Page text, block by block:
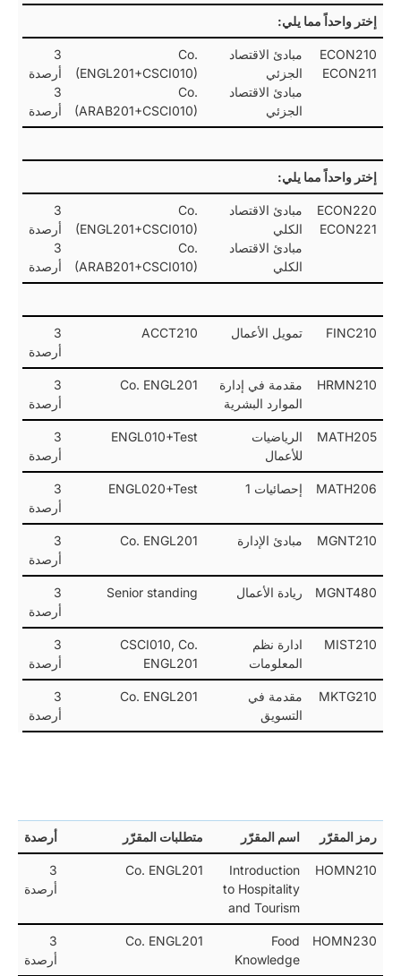
إختر واحداً مما يلي:
ECON210
ECON211
مبادئ الاقتصاد
الجزئي
مبادئ الاقتصاد
الجزئي
Co.
(ENGL201+CSCI010)
Co.
(ARAB201+CSCI010)
3
أرصدة
3
أرصدة
إختر واحداً مما يلي:
ECON220
ECON221
مبادئ الاقتصاد
الكلي
مبادئ الاقتصاد
الكلي
Co.
(ENGL201+CSCI010)
Co.
(ARAB201+CSCI010)
3
أرصدة
3
أرصدة
FINC210 تمويل الأعمال ACCT210
3
أرصدة
HRMN210
مقدمة في إدارة
الموارد البشرية
Co. ENGL201
3
أرصدة
MATH205
الرياضيات
للأعمال
ENGL010+Test
3
أرصدة
MATH206 إحصائيات 1 ENGL020+Test
3
أرصدة
MGNT210 مبادئ الإدارة Co. ENGL201
3
أرصدة
MGNT480 ريادة الأعمال Senior standing
3
أرصدة
MIST210
ادارة نظم
المعلومات
CSCI010, Co.
ENGL201
3
أرصدة
MKTG210
مقدمة في
التسويق
Co. ENGL201
3
أرصدة
رمز المقرّر اسم المقرّر متطلبات المقرّر أرصدة
HOMN210
Introduction
to Hospitality
and Tourism
Co. ENGL201
3
أرصدة
HOMN230
Food
Knowledge
Co. ENGL201
3
أرصدة